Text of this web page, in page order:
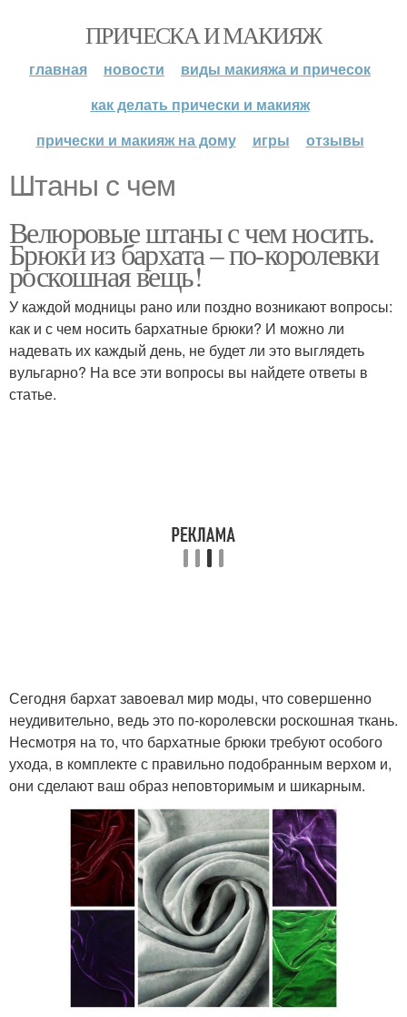
ПРИЧЕСКА И МАКИЯЖ
главная новости
виды макияжа и причесок
как делать прически и макияж
прически и макияж на дому
игры отзывы
Штаны с чем
Велюровые штаны с чем носить.
Брюки из бархата – по-королевки
роскошная вещь!
У каждой модницы рано или поздно возникают вопросы:
как и с чем носить бархатные брюки? И можно ли
надевать их каждый день, не будет ли это выглядеть
вульгарно? На все эти вопросы вы найдете ответы в
статье.
Сегодня бархат завоевал мир моды, что совершенно
неудивительно, ведь это по-королевски роскошная ткань.
Несмотря на то, что бархатные брюки требуют особого
ухода, в комплекте с правильно подобранным верхом и,
они сделают ваш образ неповторимым и шикарным.